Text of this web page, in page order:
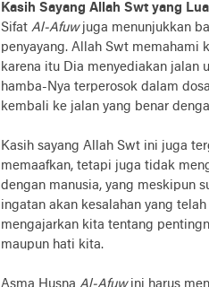
Kasih Sayang Allah Swt yang
Sifat Al-Afuwjuga menunjukkan
penyayang. Allah Swt memahami
karena itu Dia menyediakan
hamba-Nya terperosok dalam
kembali ke jalan yang benar
Kasih sayang Allah Swt ini juga
memaafkan, tetapi juga tidak
dengan manusia, yang meskipun
ingatan akan kesalahan yang
mengajarkan kita tentang
maupun hati kita.